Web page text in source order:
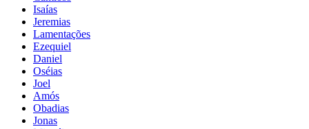
Isaías
Jeremias
Lamentações
Ezequiel
Daniel
Oséias
Joel
Amós
Obadias
Jonas